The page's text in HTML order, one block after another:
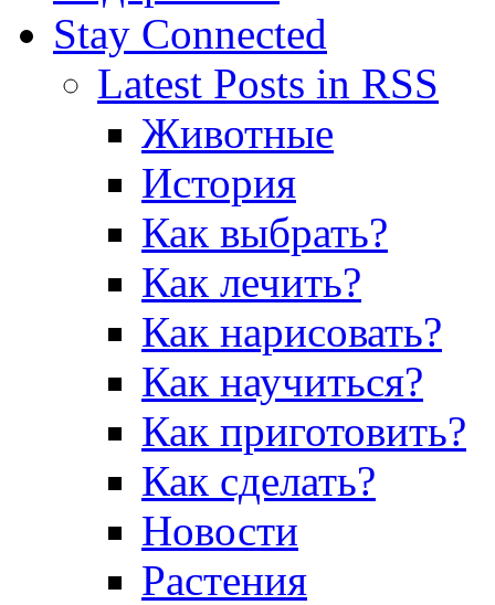
Stay Connected
Latest Posts in RSS
Животные
История
Как выбрать?
Как лечить?
Как нарисовать?
Как научиться?
Как приготовить?
Как сделать?
Новости
Растения